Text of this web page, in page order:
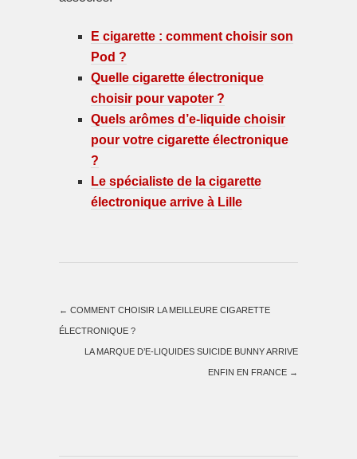
E cigarette : comment choisir son
Pod ?
Quelle cigarette électronique
choisir pour vapoter ?
Quels arômes d’e-liquide choisir
pour votre cigarette électronique
?
Le spécialiste de la cigarette
électronique arrive à Lille
← COMMENT CHOISIR LA MEILLEURE CIGARETTE
ÉLECTRONIQUE ?
LA MARQUE D’E-LIQUIDES SUICIDE BUNNY ARRIVE
ENFIN EN FRANCE →